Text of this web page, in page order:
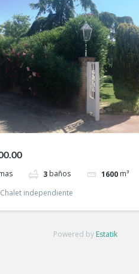
3 baños 1600 m³
Chalet independiente
Powered by Estatik